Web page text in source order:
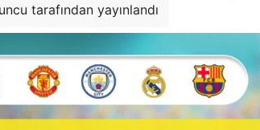
tarafından yayınlandı